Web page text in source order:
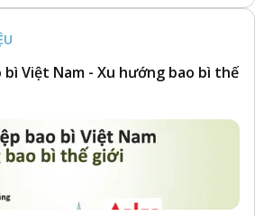
bì Việt Nam - Xu hướng bao bì thế